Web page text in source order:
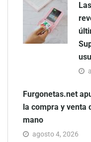
Furgonetas.net
la compra y venta
mano
agosto 4, 2026